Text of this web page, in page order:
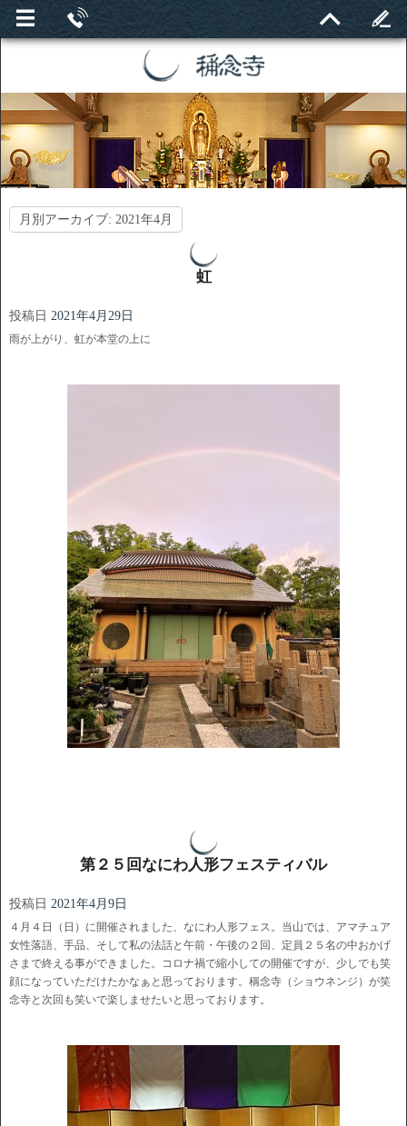
月別アーカイブ: 2021年4月
虹
投稿日 2021年4月29日
雨が上がり、虹が本堂の上に
第２５回なにわ人形フェスティバル
投稿日 2021年4月9日
４月４日（日）に開催されました、なにわ人形フェス。当山では、アマチュア
女性落語、手品、そして私の法話と午前・午後の２回、定員２５名の中おかげ
さまで終える事ができました。コロナ禍で縮小しての開催ですが、少しでも笑
顔になっていただけたかなぁと思っております。稱念寺（ショウネンジ）が笑
念寺と次回も笑いで楽しませたいと思っております。